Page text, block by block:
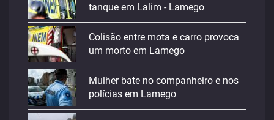
tanque em Lalim - Lamego
Colisão entre mota e carro provoca
um morto em Lamego
Mulher bate no companheiro e nos
polícias em Lamego